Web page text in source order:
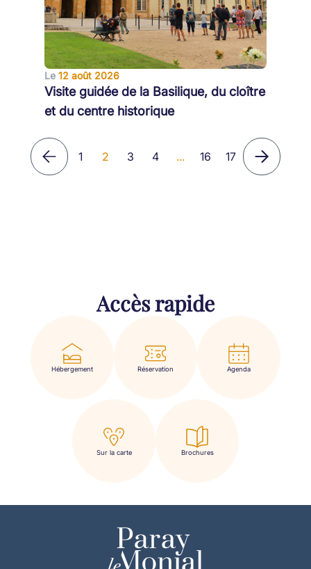
Le 12 août 2026
Visite guidée de la Basilique, du cloître
et du centre historique
1 2 3 4 ... 16 17
Accès rapide
Hébergement Réservation Agenda
Sur la carte Brochures